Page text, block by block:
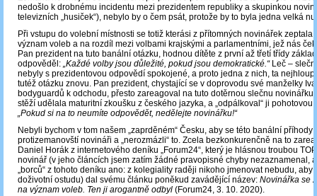
nedošlo k drobnému incidentu mezi prezidentem republiky a skupinkou
televizních „husiček“), nebylo by o čem psát, protože by to byla jedna velká
Při vstupu do volební místnosti se totiž kterási z přítomných novinářek zeptala
význam voleb a na rozdíl mezi volbami krajskými a parlamentními, jež nás
Pan prezident na tuto banální otázku, hodnou dítěte z první až třetí třídy
odpověděl: „Každé volby jsou důležité, pokud jsou demokratické.“ Leč –
nebyly s prezidentovou odpovědí spokojené, a proto jedna z nich, ta
tutéž otázku znovu. Pan prezident, chystající se v doprovodu své manželky
bodyguardů k odchodu, přesto zareagoval na tuto dotěrnou slečnu
stěží udělala maturitní zkoušku z českého jazyka, a „odpálkoval“ ji pohotovou
„Pokud si na to neumíte odpovědět, nedělejte novinářku!“
Nebyli bychom v tom našem „zaprděném“ Česku, aby se této banální příhody
protizemanovští novináři a „nerozmázli“ to. Zcela bezkonkurenčně na to
Daniel Horák z internetového deníku „Forum24“, který je hlásnou troubou
novinář (v jeho článcích jsem zatím žádné pravopisné chyby nezaznamenal,
„borců“ z tohoto deníku ano: z kolegiality raději nikoho jmenovat nebudu, aby
doživotní ostudu) dal svému článku poněkud zavádějící název: Novinářka se
na význam voleb. Ten ji arogantně odbyl (Forum24, 3. 10. 2020).